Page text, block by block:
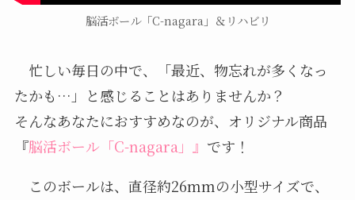
脳活ボール「C-nagara」＆リハビリ
忙しい毎日の中で、「最近、物忘れが多くなっ
たかも…」と感じることはありませんか？
そんなあなたにおすすめなのが、オリジナル商品
『脳活ボール「C-nagara」』 です！
このボールは、直径約26mmの小型サイズで、